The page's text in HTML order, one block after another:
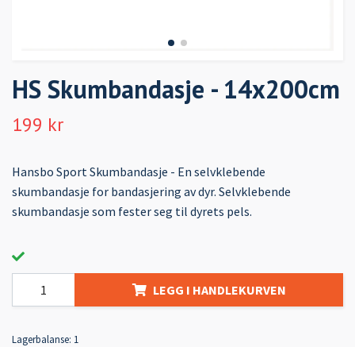
HS Skumbandasje - 14x200cm
199 kr
Hansbo Sport Skumbandasje - En selvklebende
skumbandasje for bandasjering av dyr. Selvklebende
skumbandasje som fester seg til dyrets pels.
LEGG I HANDLEKURVEN
Lagerbalanse: 1